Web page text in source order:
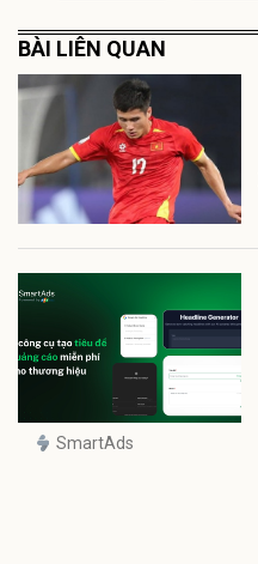
BÀI LIÊN QUAN
SmartAds